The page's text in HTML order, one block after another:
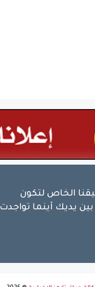
الخاص لتكون
بين يديك أينما تواجدت